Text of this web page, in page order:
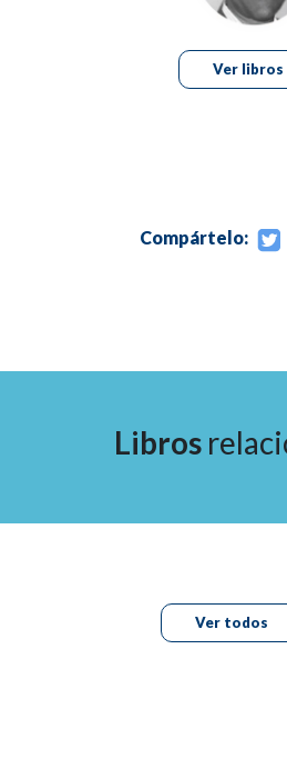
Ver libros
Compártelo:
Sección III.- biomecánica y
Parte 9.- temas complementarios.
Sección I.- toma de decisiones
Libros
Ver todos